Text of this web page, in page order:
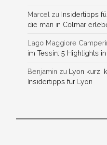
Marcel zu Insidertipps
die man in Colmar
Lago Maggiore
im Tessin: 5 Highlights
Benjamin zu Lyon kurz,
Insidertipps für Lyon